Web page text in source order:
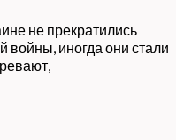
не прекратились
иногда они стали